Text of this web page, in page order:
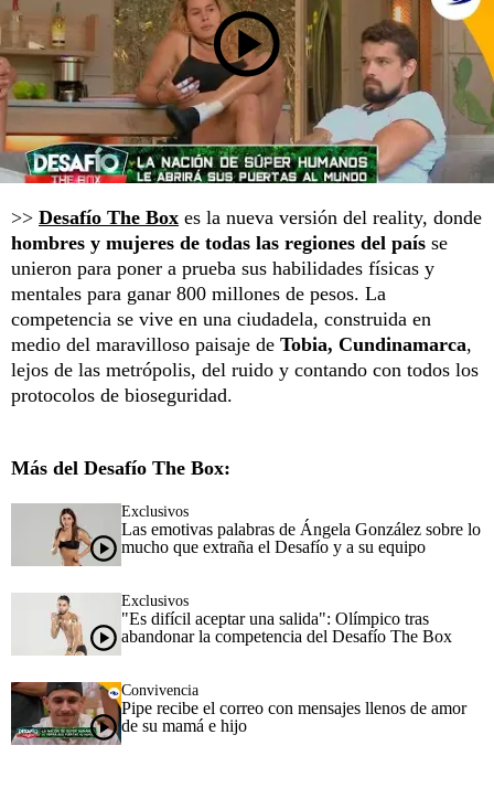
>> Desafío The Box es la nueva versión del reality, donde
hombres y mujeres de todas las regiones del país se
unieron para poner a prueba sus habilidades físicas y
mentales para ganar 800 millones de pesos. La
competencia se vive en una ciudadela, construida en
medio del maravilloso paisaje de Tobia, Cundinamarca,
lejos de las metrópolis, del ruido y contando con todos los
protocolos de bioseguridad.
Más del Desafío The Box:
Exclusivos
Las emotivas palabras de Ángela González sobre lo
mucho que extraña el Desafío y a su equipo
Exclusivos
"Es difícil aceptar una salida": Olímpico tras
abandonar la competencia del Desafío The Box
Convivencia
Pipe recibe el correo con mensajes llenos de amor
de su mamá e hijo